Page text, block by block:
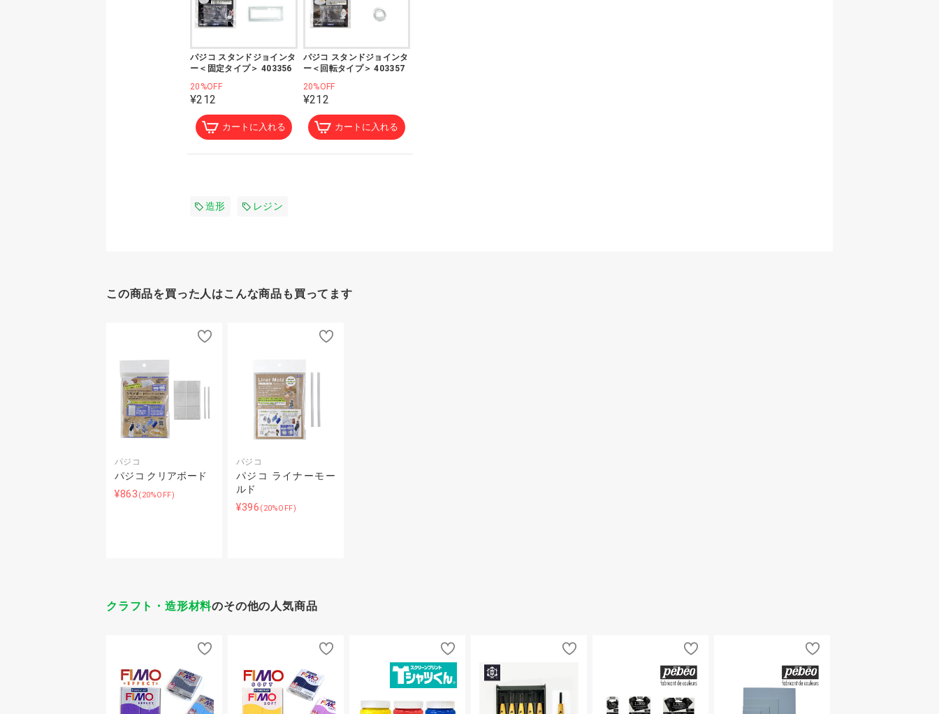
パジコ スタンドジョインタ
ー＜固定タイプ＞ 403356
20%OFF
¥212
カートに入れる
パジコ スタンドジョインタ
ー＜回転タイプ＞ 403357
20%OFF
¥212
カートに入れる
造形 レジン
この商品を買った人はこんな商品も買ってます
パジコ
パジコ クリアボード
¥863 (20%OFF)
パジコ
パジコ ライナーモー
ルド
¥396 (20%OFF)
クラフト・造形材料のその他の人気商品